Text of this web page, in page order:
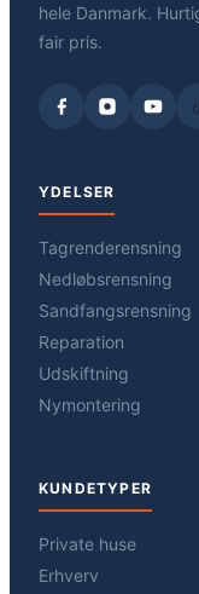
hele Danmark.
fair pris.
YDELSER
Tagrenderensning
Nedløbsrensning
Sandfangsrensning
Reparation
Udskiftning
Nymontering
KUNDETYPER
Private huse
Erhverv